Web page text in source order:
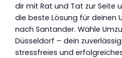
dir mit Rat und Tat zur Seite
die beste Lösung für deinen
nach Santander. Wähle
Düsseldorf – dein
stressfreies und